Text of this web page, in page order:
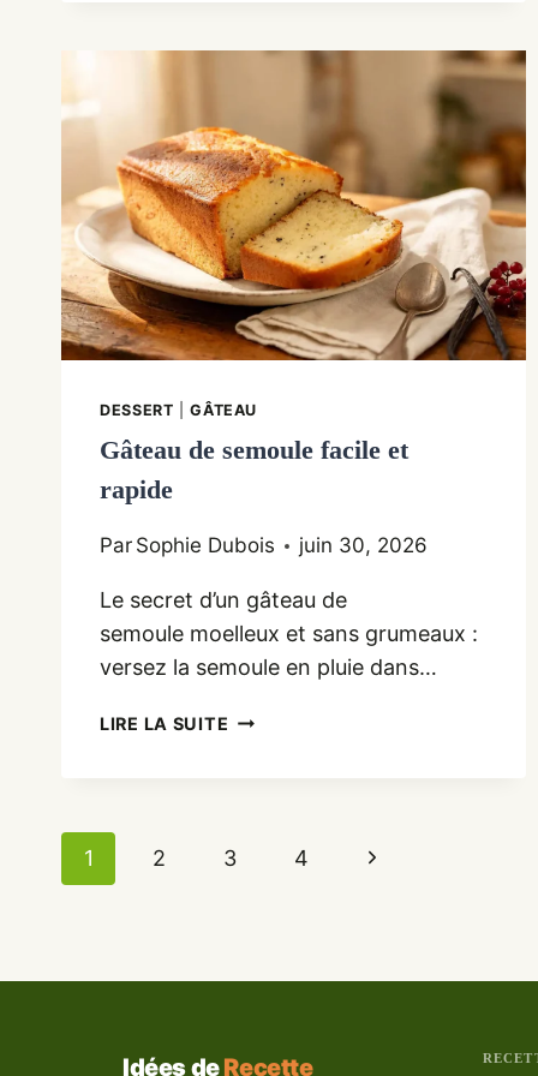
LA
SANS
EAU,
BIEN
DORÉES
DESSERT |GÂTEAU
Gâteau de semoule facile et
rapide
Par Sophie Dubois juin 30, 2026
Le secret d’un gâteau de
semoule moelleux et sans grumeaux :
versez la semoule en pluie dans…
LIRE LA SUITE GÂTEAU
RAPIDE
Navigation
de
1 2 3 4
Page
Idées deRecette